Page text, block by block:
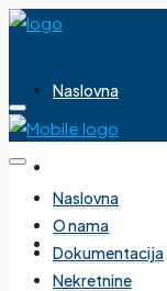
Naslovna
Dokumentacija
Naslovna
O nama
Dokumentacija
Nekretnine